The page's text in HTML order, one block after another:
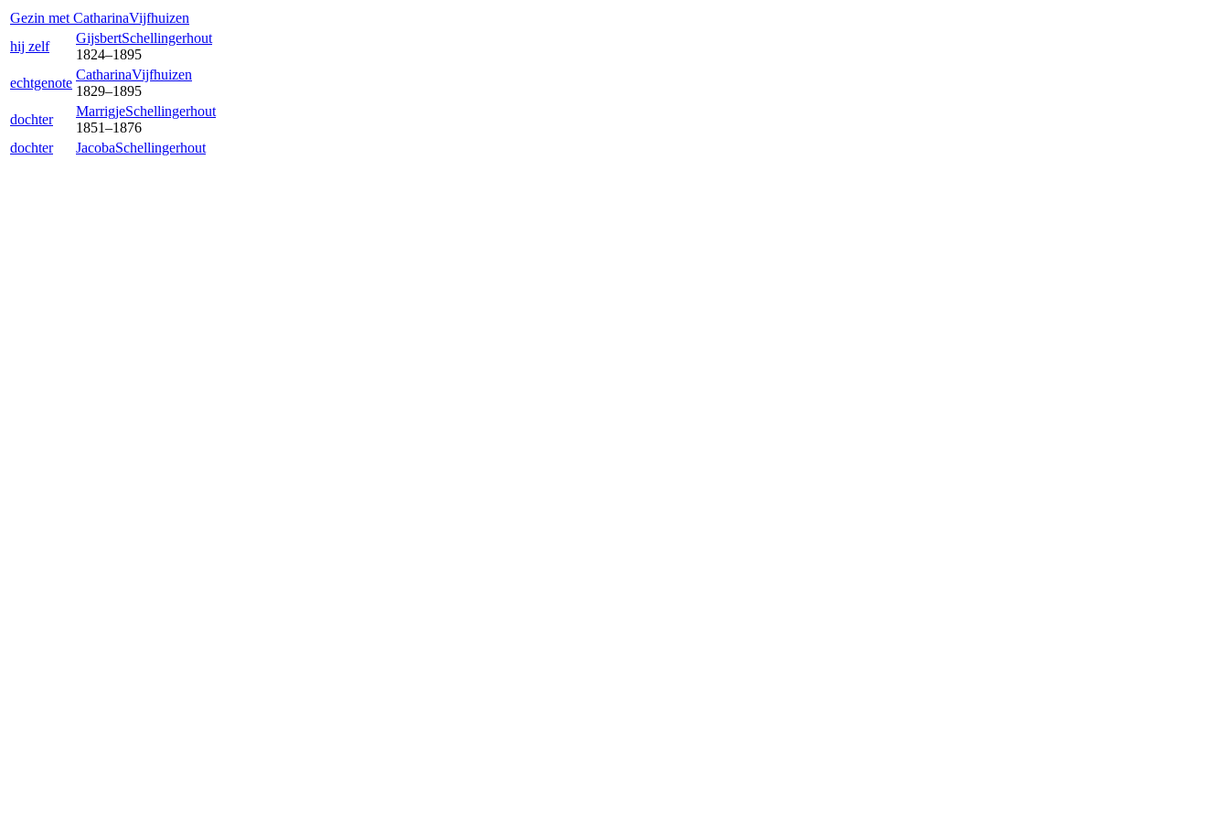
Gezin met CatharinaVijfhuizen
hij zelf
GijsbertSchellingerhout
1824–1895
echtgenote
CatharinaVijfhuizen
1829–1895
dochter
MarrigjeSchellingerhout
1851–1876
dochter
JacobaSchellingerhout